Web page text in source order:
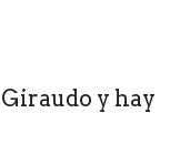
y hay